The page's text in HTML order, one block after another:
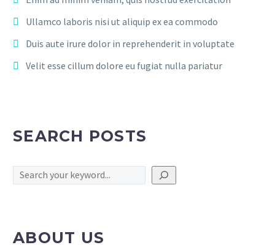
Ullamco laboris nisi ut aliquip ex ea commodo
Duis aute irure dolor in reprehenderit in voluptate
Velit esse cillum dolore eu fugiat nulla pariatur
SEARCH POSTS
Search
ABOUT US